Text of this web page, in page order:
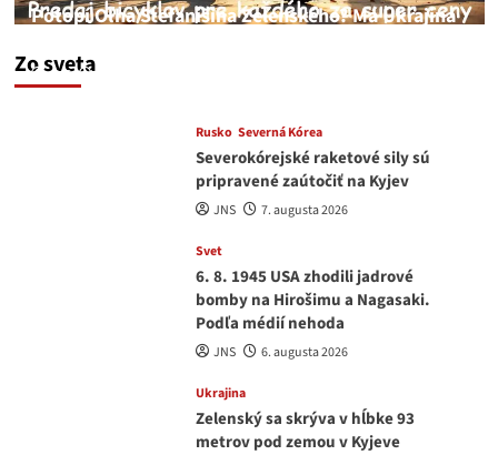
Zo sveta
Potopí Oľha Stefanišina Zelenského? Má Ukrajina
JNS
Rusko Severná Kórea
Severokórejské raketové sily sú
pripravené zaútočiť na Kyjev
JNS 7. augusta 2026
Svet
6. 8. 1945 USA zhodili jadrové
bomby na Hirošimu a Nagasaki.
Podľa médií nehoda
JNS 6. augusta 2026
Ukrajina
Zelenský sa skrýva v hĺbke 93
metrov pod zemou v Kyjeve